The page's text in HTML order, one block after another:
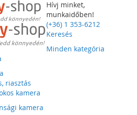
Hívj minket,
munkaidőben!
(+36) 1 353-6212
Keresés
Minden kategória
riasztás
kamera
kamera